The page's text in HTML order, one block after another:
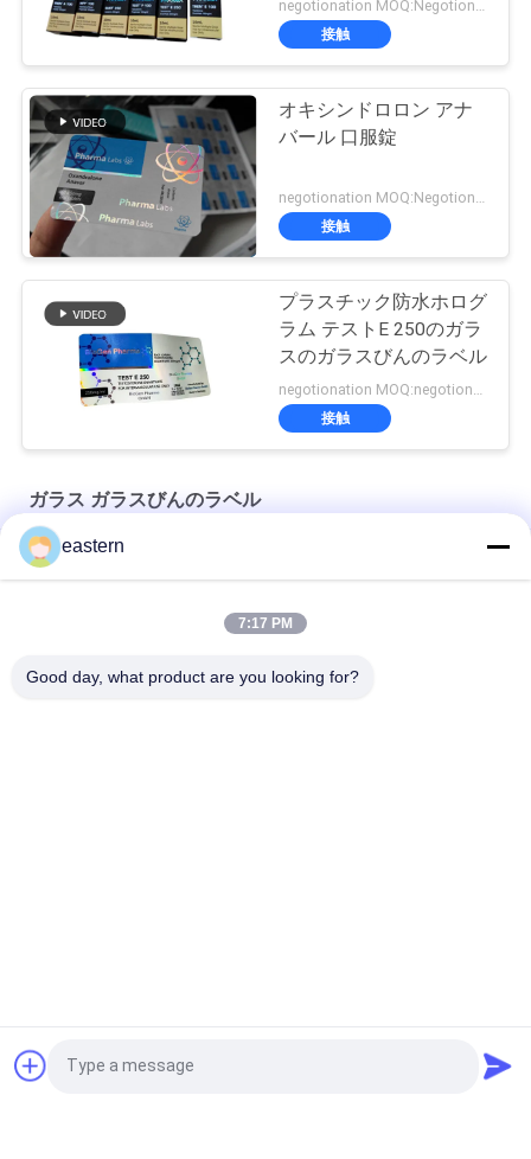
negotionation MOQ:Negotionation
接触
オキシンドロロン アナ
バール 口服錠
negotionation MOQ:Negotionation
接触
プラスチック防水ホログ
ラム テストE 250のガラ
スのガラスびんのラベル
negotionation MOQ:negotionation
接触
ガラス ガラスびんのラベル
ソマトロピン HG 176-191 2mlx10 ラベル付きガラスバイアル
フルセットのPaer Instrutionが付いているトレンアセテートバ
レーザー PET 10ml テスト エナント酸ガラス バイアル ラベル
薬剤包装箱
eastern
7:17 PM
Good day, what product are you looking for?